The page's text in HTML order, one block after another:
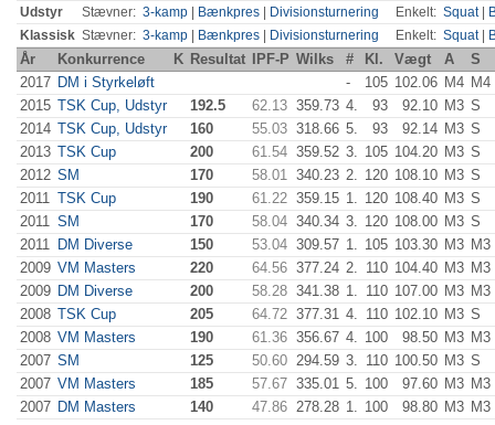
Udstyr
Stævner: 3-kamp Bænkpres Divisionsturnering Enkelt: Squat|
Klassisk Stævner: 3-kamp Bænkpres Divisionsturnering Enkelt: Squat|
År Konkurrence K Resultat IPF-P Wilks # Kl. Vægt A
S
2017 DM i Styrkeløft - 105 102.06 M4 M4
2015 TSK Cup, Udstyr 192.5 62.13 359.73 4. 93 92.10 M3 S
2014 TSK Cup, Udstyr 160 55.03 318.66 5. 93 92.14 M3 S
2013 TSK Cup 200 61.54 359.52 3. 105 104.20 M3 S
2012 SM 170 58.01 340.23 2. 120 108.10 M3 S
2011 TSK Cup 190 61.22 359.15 1. 120 108.40 M3 S
2011 SM 170 58.04 340.34 3. 120 108.00 M3 S
2011 DM Diverse 150 53.04 309.57 1. 105 103.30 M3 M3
2009 VM Masters 220 64.56 377.24 2. 110 104.40 M3 M3
2009 DM Diverse 200 58.28 341.38 1. 110 107.00 M3 M3
2008 TSK Cup 205 64.72 377.31 4. 110 102.10 M3 S
2008 VM Masters 190 61.36 356.67 4. 100 98.50 M3 M3
2007 SM 125 50.60 294.59 3. 110 100.50 M3 S
2007 VM Masters 185 57.67 335.01 5. 100 97.60 M3 M3
2007 DM Masters 140 47.86 278.28 1. 100 98.80 M3 M3